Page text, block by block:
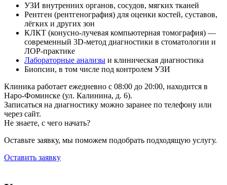
УЗИ внутренних органов, сосудов, мягких тканей
Рентген (рентгенография) для оценки костей, суставов,
лёгких и других зон
КЛКТ (конусно-лучевая компьютерная томография) —
современный 3D-метод диагностики в стоматологии и
ЛОР-практике
Лабораторные анализы и клиническая диагностика
Биопсии, в том числе под контролем УЗИ
Клиника работает ежедневно с 08:00 до 20:00, находится в
Наро-Фоминске (ул. Калинина, д. 6).
Записаться на диагностику можно заранее по телефону или
через сайт.
Не знаете, с чего начать?
Оставьте заявку, мы поможем подобрать подходящую услугу.
Оставить заявку